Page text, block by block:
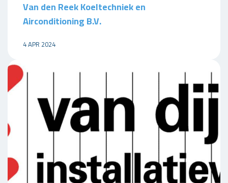
Van den Reek Koeltechniek en
Airconditioning B.V.
4 APR 2024